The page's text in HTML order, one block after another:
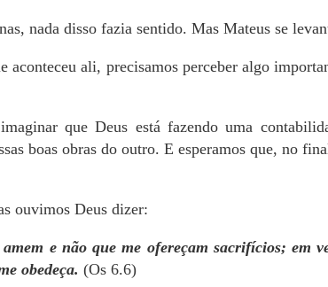
nada disso fazia sentido. Mas Mateus se
aconteceu ali, precisamos perceber algo
que Deus está fazendo uma
boas obras do outro. E esperamos que, no
ouvimos Deus dizer:
e não que me ofereçam sacrifícios; em
obedeça. (Os 6.6)